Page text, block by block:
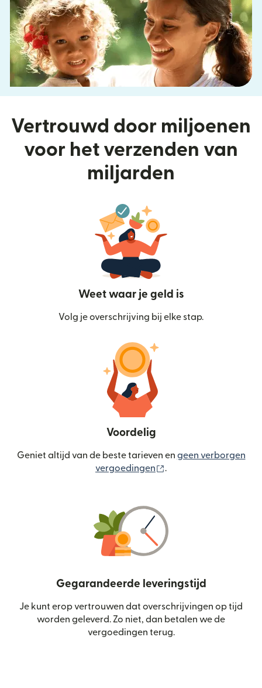
Vertrouwd door miljoenen
voor het verzenden van
miljarden
Weet waar je geld is
Volg je overschrijving bij elke stap.
Voordelig
Geniet altijd van de beste tarieven en geen verborgen
vergoedingen
.
Gegarandeerde leveringstijd
Je kunt erop vertrouwen dat overschrijvingen op tijd
worden geleverd. Zo niet, dan betalen we de
vergoedingen terug.